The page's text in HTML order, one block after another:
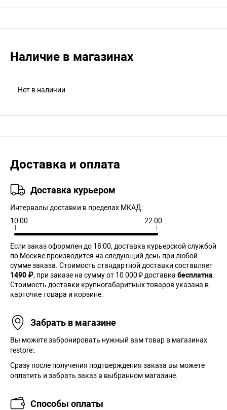
Наличие в магазинах
Нет в наличии
Доставка и оплата
Доставка курьером
Интервалы доставки в пределах МКАД:
10:00
22:00
Если заказ оформлен до 18:00, доставка курьерской службой
по Москве производится на следующий день при любой
сумме заказа. Cтоимость стандартной доставки составляет
1490 ₽, при заказе на сумму от 10 000 ₽ доставка бесплатна
Стоимость доставки крупногабаритных товаров указана в
карточке товара и корзине.
Забрать в магазине
Вы можете забронировать нужный вам товар в магазинах
restore:.
Сразу после получения подтверждения заказа вы можете
оплатить и забрать заказ в выбранном магазине.
Способы оплаты